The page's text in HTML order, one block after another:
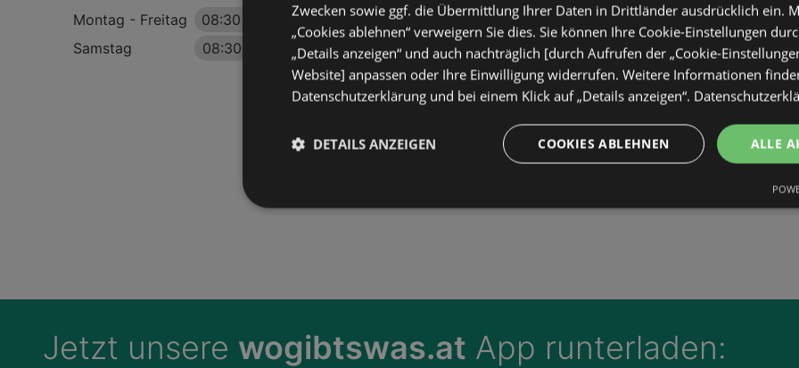
Montag - Freitag
08:30
18:00 Uhr
Samstag
08:30 17:00 Uhr
Jetzt unsere wogibtswas.at App runterladen:
Zwecken sowie ggf. die Übermittlung Ihrer Daten in Drittländer ausdrücklich ein.
„Cookies ablehnen“ verweigern Sie dies. Sie können Ihre Cookie-Einstellungen
„Details anzeigen“ und auch nachträglich [durch Aufrufen der „Cookie-
Website] anpassen oder Ihre Einwilligung widerrufen. Weitere Informationen
Datenschutzerklärung und bei einem Klick auf „Details anzeigen“.
ALLE
COOKIES ABLEHNEN
DETAILS ANZEIGEN